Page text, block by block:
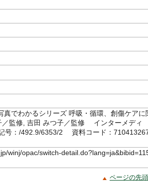
真でわかるシリーズ 呼吸・循環、創傷ケアに
監修, 吉田 みつ子／監修 インターメディ
：/492.9/6353/2 資料コード：
winj/opac/switch-
ページの先